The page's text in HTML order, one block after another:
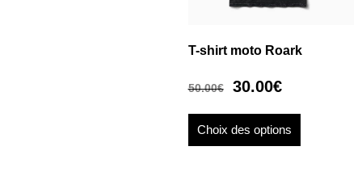
T-shirt moto Roark
50.00€ 30.00€
Choix des options